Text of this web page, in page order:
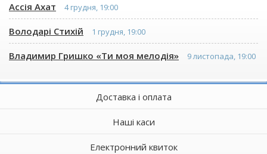
Ассія Ахат 4 грудня, 19:00
Володарі Стихій 1 грудня, 19:00
Владимир Гришко «Ти моя мелодія» 9 листопада, 19:00
Доставка і оплата
Наші каси
Електронний квиток